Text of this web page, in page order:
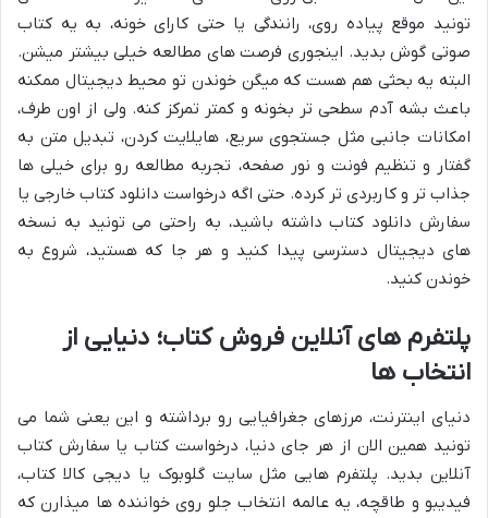
تونید موقع پیاده روی، رانندگی یا حتی کارای خونه، به یه کتاب
صوتی گوش بدید. اینجوری فرصت های مطالعه خیلی بیشتر میشن.
البته یه بحثی هم هست که میگن خوندن تو محیط دیجیتال ممکنه
باعث بشه آدم سطحی تر بخونه و کمتر تمرکز کنه. ولی از اون طرف،
امکانات جانبی مثل جستجوی سریع، هایلایت کردن، تبدیل متن به
گفتار و تنظیم فونت و نور صفحه، تجربه مطالعه رو برای خیلی ها
جذاب تر و کاربردی تر کرده. حتی اگه درخواست دانلود کتاب خارجی یا
سفارش دانلود کتاب داشته باشید، به راحتی می تونید به نسخه
های دیجیتال دسترسی پیدا کنید و هر جا که هستید، شروع به
خوندن کنید.
پلتفرم های آنلاین فروش کتاب؛ دنیایی از
انتخاب ها
دنیای اینترنت، مرزهای جغرافیایی رو برداشته و این یعنی شما می
تونید همین الان از هر جای دنیا، درخواست کتاب یا سفارش کتاب
آنلاین بدید. پلتفرم هایی مثل سایت گلوبوک یا دیجی کالا کتاب،
فیدیبو و طاقچه، یه عالمه انتخاب جلو روی خواننده ها میذارن که